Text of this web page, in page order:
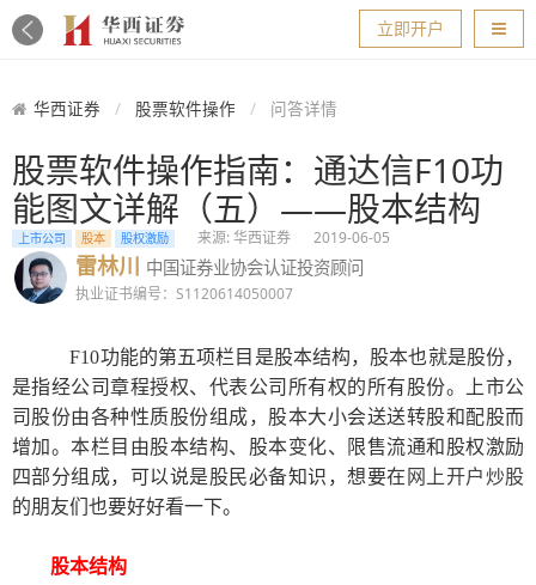
导航
立即开户
华西证券 股票软件操作 问答详情
股票软件操作指南：通达信F10功
能图文详解（五）——股本结构
上市公司 股本 股权激励 来源: 华西证券 2019-06-05
雷林川 中国证券业协会认证投资顾问
执业证书编号：S1120614050007
F10功能的第五项栏目是股本结构，股本也就是股份，
是指经公司章程授权、代表公司所有权的所有股份。上市公
司股份由各种性质股份组成，股本大小会送送转股和配股而
增加。本栏目由股本结构、股本变化、限售流通和股权激励
四部分组成，可以说是股民必备知识，想要在 网上开户炒股
的朋友们也要好好看一下。
股本结构